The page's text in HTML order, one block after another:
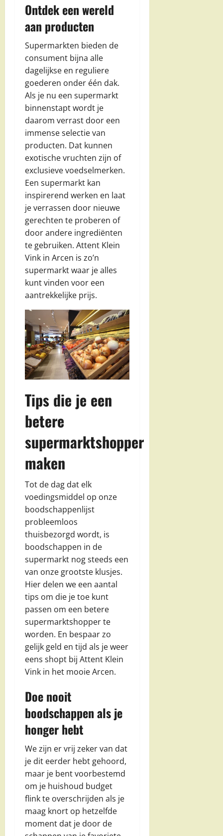
Ontdek een wereld
aan producten
Supermarkten bieden de
consument bijna alle
dagelijkse en reguliere
goederen onder één dak.
Als je nu een supermarkt
binnenstapt wordt je
daarom verrast door een
immense selectie van
producten. Dat kunnen
exotische vruchten zijn of
exclusieve voedselmerken.
Een supermarkt kan
inspirerend werken en laat
je verrassen door nieuwe
gerechten te proberen of
door andere ingrediënten
te gebruiken. Attent Klein
Vink in Arcen is zo’n
supermarkt waar je alles
kunt vinden voor een
aantrekkelijke prijs.
Tips die je een
betere
supermarktshopper
maken
Tot de dag dat elk
voedingsmiddel op onze
boodschappenlijst
probleemloos
thuisbezorgd wordt, is
boodschappen in de
supermarkt nog steeds een
van onze grootste klusjes.
Hier delen we een aantal
tips om die je toe kunt
passen om een betere
supermarktshopper te
worden. En bespaar zo
gelijk geld en tijd als je weer
eens shopt bij Attent Klein
Vink in het mooie Arcen.
Doe nooit
boodschappen als je
honger hebt
We zijn er vrij zeker van dat
je dit eerder hebt gehoord,
maar je bent voorbestemd
om je huishoud budget
flink te overschrijden als je
maag knort op hetzelfde
moment dat je door de